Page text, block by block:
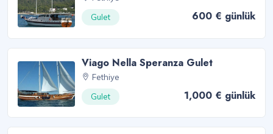
Gulet
600 € günlük
Viago Nella Speranza Gulet
Fethiye
Gulet
1,000 € günlük